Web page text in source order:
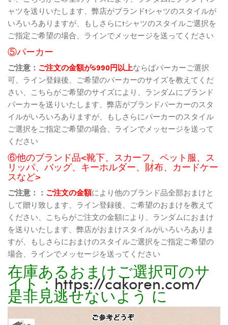
ャツを送りいたします、弊店がブランドtシャツのスタイルが
いろいろありますが、もしさらにtシャツのスタイルご選択を
ご指定ご希望の場合、ラインでメッセージを送ってください
⑤パーカー
ご注意： ご注文の金額が5990円以上ならばパーカーご選択
可、ライン登録後、ご希望のパーカーのサイズを教えてくだ
さい、こちらがご希望のサイズにより、ランダムにブランド
パーカーを送りいたします、弊店がブランドパーカーのスタ
イルがいろいろありますが、もしさらにパーカーのスタイル
ご選択をご指定ご希望の場合、ラインでメッセージを送って
ください
⑥他のブランド品<靴下、スカーフ、ペット服、ス
リッパ、バッグ、キーホルダー、財布、カードケー
スなど>
ご注意：： ご注文の金額により他のブランド品全部おまけと
して贈り致します、ライン登録後、ご希望のおまけを教えて
ください、こちらがご注文の金額により、ランダムにおまけ
を送りいたします、弊店がおまけスタイルがいろいろありま
すが、もしさらにおまけのスタイルご選択をご指定ご希望の
場合、ラインでメッセージを送ってください
在庫あるおまけご選択可のサ
イト：https://cakoren.com/
是非見逃せないよう に